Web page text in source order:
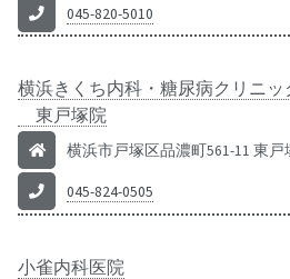
045-820-5010
横浜きくち内科・糖尿病クリニッ
東戸塚院
横浜市戸塚区品濃町561-11 東
045-824-0505
小雀内科医院